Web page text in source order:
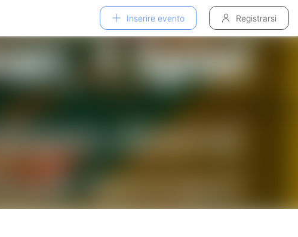
Inserire evento Registrarsi